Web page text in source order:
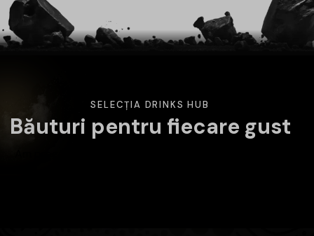
SELECȚIA DRINKS HUB
Băuturi pentru fiecare gust